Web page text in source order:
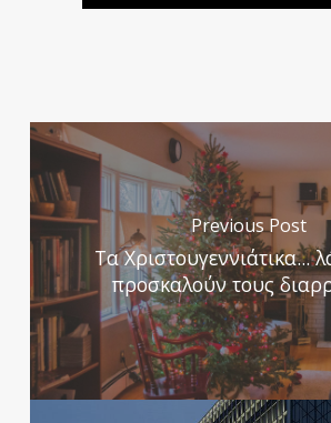
Previous Post
Τα Χριστουγεννιάτικα...
προσκαλούν τους